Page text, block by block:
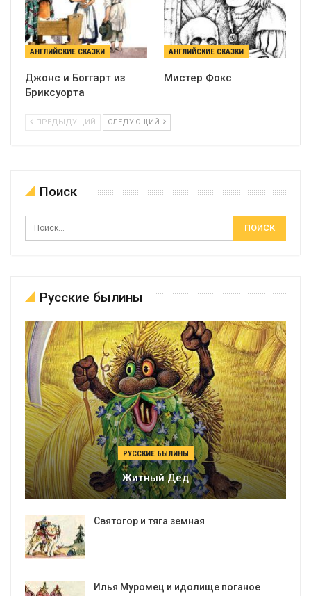
АНГЛИЙСКИЕ СКАЗКИ
Джонс и Боггарт из
Бриксуорта
АНГЛИЙСКИЕ СКАЗКИ
Мистер Фокс
ПРЕДЫДУЩИЙ СЛЕДУЮЩИЙ
Поиск
Русские былины
РУССКИЕ БЫЛИНЫ
Житный Дед
Святогор и тяга земная
Илья Муромец и идолище поганое